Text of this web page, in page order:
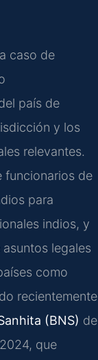
caso de
país de
y los
relevantes.
funcionarios de
para
indios, y
legales
como
recientemente
(BNS) de
que